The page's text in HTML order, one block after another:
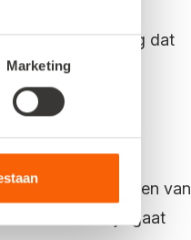
Marketing
Nu is de optie
de juiste melding dat
je bij het deponeren van
is voordat je gaat